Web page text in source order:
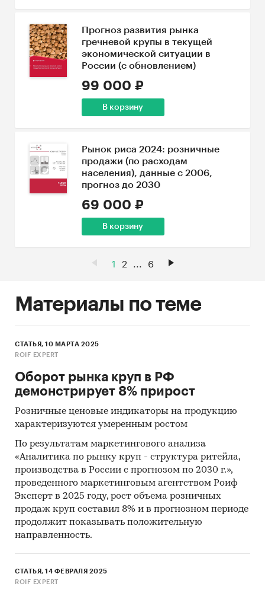
Прогноз развития рынка
гречневой крупы в текущей
экономической ситуации в
России (с обновлением)
99 000 ₽
В корзину
Рынок риса 2024: розничные
продажи (по расходам
населения), данные с 2006,
прогноз до 2030
69 000 ₽
В корзину
1 2 ... 6
Материалы по теме
СТАТЬЯ, 10 МАРТА 2025
ROIF EXPERT
Оборот рынка круп в РФ
демонстрирует 8% прирост
Розничные ценовые индикаторы на продукцию
характеризуются умеренным ростом
По результатам маркетингового анализа
«Аналитика по рынку круп - структура ритейла,
производства в России с прогнозом по 2030 г.»,
проведенного маркетинговым агентством Роиф
Эксперт в 2025 году, рост объема розничных
продаж круп составил 8% и в прогнозном периоде
продолжит показывать положительную
направленность.
СТАТЬЯ, 14 ФЕВРАЛЯ 2025
ROIF EXPERT